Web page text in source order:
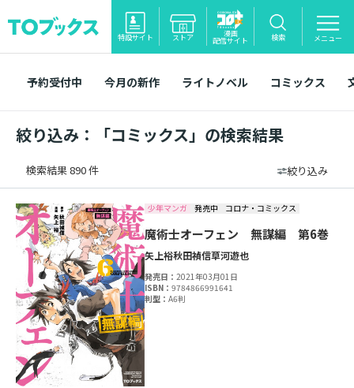
特設サイト ストア 漫画
配信サイト 検索 メニュー
予約受付中 今月の新作 ライトノベル コミックス
絞り込み：「コミックス」の検索結果
検索結果 890 件 絞り込み
少年マンガ 発売中 コロナ・コミックス
魔術士オーフェン 無謀編 第6巻
矢上裕秋田禎信草河遊也
発売日：2021年03月01日
ISBN：9784866991641
判型：A6判